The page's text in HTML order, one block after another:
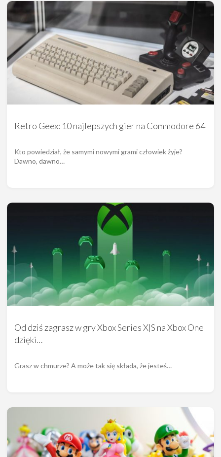
Retro Geex: 10 najlepszych gier na Commodore 64
Kto powiedział, że samymi nowymi grami człowiek żyje?
Dawno, dawno…
Od dziś zagrasz w gry Xbox Series X|S na Xbox One
dzięki…
Grasz w chmurze? A może tak się składa, że jesteś…